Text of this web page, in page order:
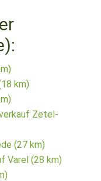
km)
Zetel-
(27 km)
Varel (28 km)